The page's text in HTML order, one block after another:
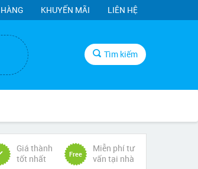
KHUYẾN MÃI LIÊN HỆ
Tìm kiếm
Giá thành
tốt nhất
Free
Miễn phí tư
vấn tại nhà